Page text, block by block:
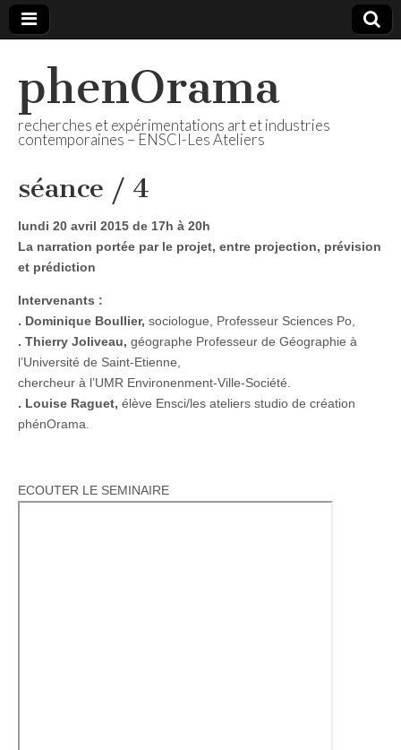
phenOrama
recherches et expérimentations art et industries
contemporaines – ENSCI-Les Ateliers
séance / 4
lundi 20 avril 2015 de 17h à 20h
La narration portée par le projet, entre projection, prévision
et prédiction
Intervenants :
. Dominique Boullier, sociologue, Professeur Sciences Po,
. Thierry Joliveau, géographe Professeur de Géographie à
l’Université de Saint-Etienne,
chercheur à l’UMR Environenment-Ville-Société.
. Louise Raguet, élève Ensci/les ateliers studio de création
phénOrama.
ECOUTER LE SEMINAIRE